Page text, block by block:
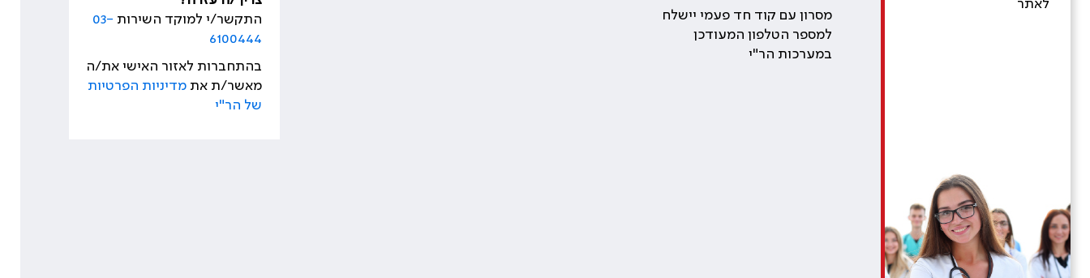
לאתר
מסרון עם קוד חד פעמי יישלח
למספר הטלפון המעודכן
במערכות הר"י
התקשר/י למוקד השירות 03-
6100444
בהתחברות לאזור האישי את/ה
מאשר/ת אתמדיניות הפרטיות
של הר"י